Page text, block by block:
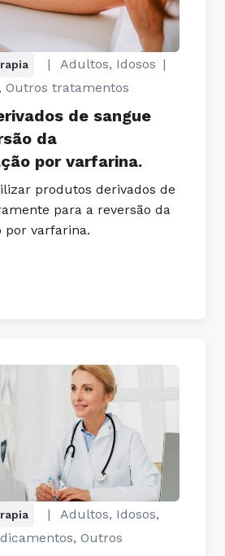
| Adultos, Idosos |
Outros tratamentos
de sangue
da
por varfarina.
produtos derivados de
para a reversão da
por varfarina.
|
Adultos, Idosos,
Outros